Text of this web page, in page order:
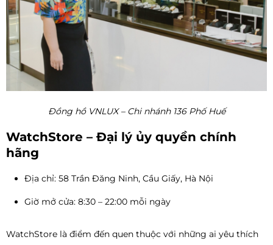
Đồng hồ VNLUX – Chi nhánh 136 Phố Huế
WatchStore – Đại lý ủy quyền chính
hãng
Địa chỉ: 58 Trần Đăng Ninh, Cầu Giấy, Hà Nội
Giờ mở cửa: 8:30 – 22:00 mỗi ngày
WatchStore là điểm đến quen thuộc với những ai yêu thích